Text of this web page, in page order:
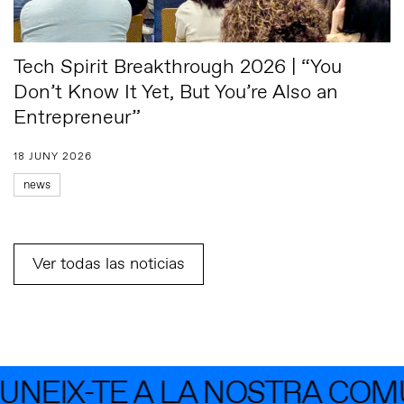
Tech Spirit Breakthrough 2026 | “You
Don’t Know It Yet, But You’re Also an
Entrepreneur”
18 JUNY 2026
news
Ver todas las noticias
TE A LA NOSTRA